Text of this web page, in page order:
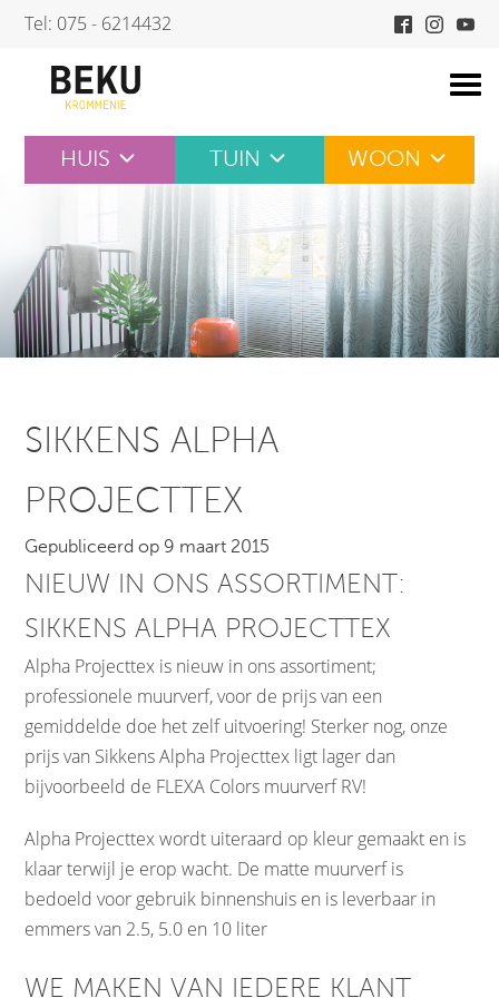
Skip
content
Tel: 075 - 6214432
HUIS TUIN WOON
SIKKENS ALPHA
PROJECTTEX
Gepubliceerd op 9 maart 2015
NIEUW IN ONS ASSORTIMENT:
SIKKENS ALPHA PROJECTTEX
Alpha Projecttex is nieuw in ons assortiment;
professionele muurverf, voor de prijs van een
gemiddelde doe het zelf uitvoering! Sterker nog, onze
prijs van Sikkens Alpha Projecttex ligt lager dan
bijvoorbeeld de FLEXA Colors muurverf RV!
Alpha Projecttex wordt uiteraard op kleur gemaakt en is
klaar terwijl je erop wacht. De matte muurverf is
bedoeld voor gebruik binnenshuis en is leverbaar in
emmers van 2.5, 5.0 en 10 liter
WE MAKEN VAN IEDERE KLANT